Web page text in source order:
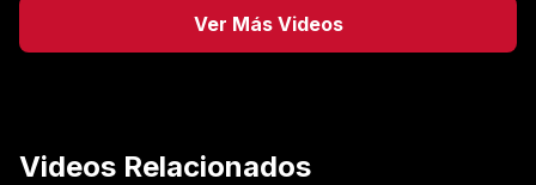
Ver Más Videos
Videos Relacionados